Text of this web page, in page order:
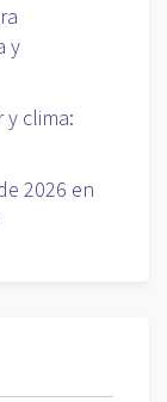
y
clima:
2026 en